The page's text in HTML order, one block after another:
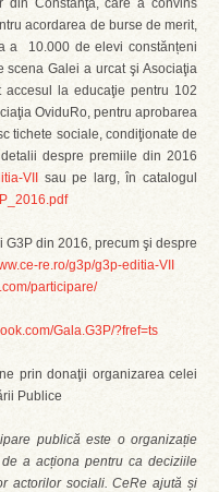
din Constanţa, care a convins
acordarea de burse de merit,
a 10.000 de elevi constănțeni
scena Galei a urcat şi Asociaţia
la educaţie pentru 102
OviduRo, pentru aprobarea
tichete sociale, condiţionate de
despre premiile din 2016
VII
sau pe larg, în catalogul
din 2016, precum şi despre
re.ro/g3p/g3p-editia-VII
participare/
Gala.G3P/?fref=ts
prin donaţii organizarea celei
Publice
publică este o organizație
a acționa pentru ca deciziile
actorilor sociali. CeRe ajută și